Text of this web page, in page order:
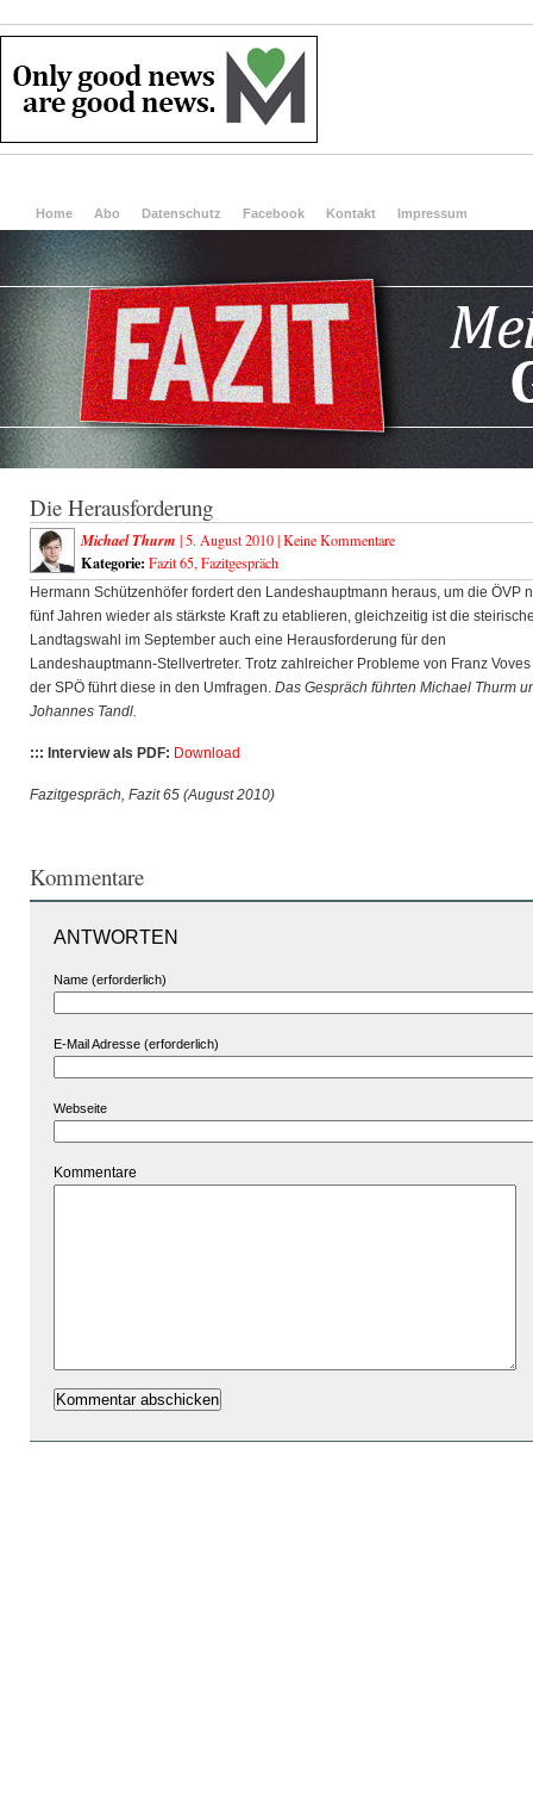
Home Abo Datenschutz Facebook Kontakt Impressum
Die Herausforderung
Michael Thurm | 5. August 2010 |Keine Kommentare
Kategorie: Fazit 65, Fazitgespräch
Hermann Schützenhöfer fordert den Landeshauptmann heraus, um die ÖVP
fünf Jahren wieder als stärkste Kraft zu etablieren, gleichzeitig ist die
Landtagswahl im September auch eine Herausforderung für den
Landeshauptmann-Stellvertreter. Trotz zahlreicher Probleme von Franz
der SPÖ führt diese in den Umfragen. Das Gespräch führten Michael Thurm
Johannes Tandl.
::: Interview als PDF: Download
Fazitgespräch, Fazit 65 (August 2010)
Kommentare
ANTWORTEN
Name (erforderlich)
E-Mail Adresse (erforderlich)
Webseite
Kommentare